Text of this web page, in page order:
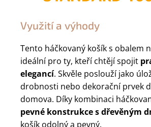
Využití a výhody
Tento háčkovaný košík s obalem
ideální pro ty, kteří chtějí spojit
elegancí. Skvěle poslouží jako
drobnosti nebo dekorační prvek
domova. Díky kombinaci
pevné konstrukce s dřevěným
košík odolný a pevný.